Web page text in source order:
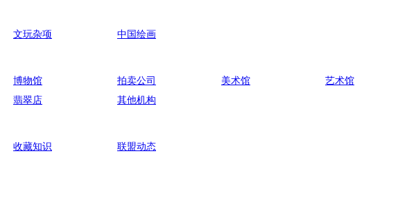
文玩杂项 中国绘画
博物馆 拍卖公司 美术馆
艺术馆
翡翠店 其他机构
收藏知识 联盟动态